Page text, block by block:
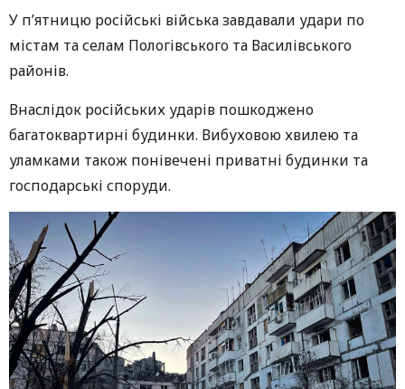
У п’ятницю російські війська завдавали удари по
містам та селам Пологівського та Василівського
районів.
Внаслідок російських ударів пошкоджено
багатоквартирні будинки. Вибуховою хвилею та
уламками також понівечені приватні будинки та
господарські споруди.